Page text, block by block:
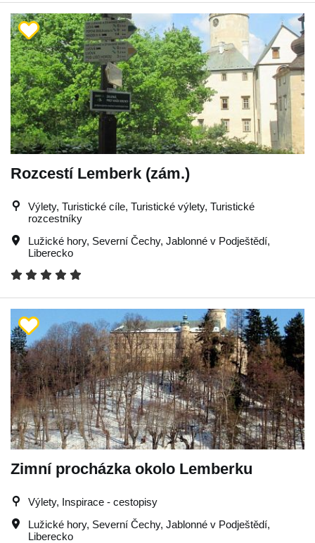
Rozcestí Lemberk (zám.)
Výlety, Turistické cíle, Turistické výlety, Turistické
rozcestníky
Lužické hory, Severní Čechy, Jablonné v Podještědí,
Liberecko
Zimní procházka okolo Lemberku
Výlety, Inspirace - cestopisy
Lužické hory, Severní Čechy, Jablonné v Podještědí,
Liberecko